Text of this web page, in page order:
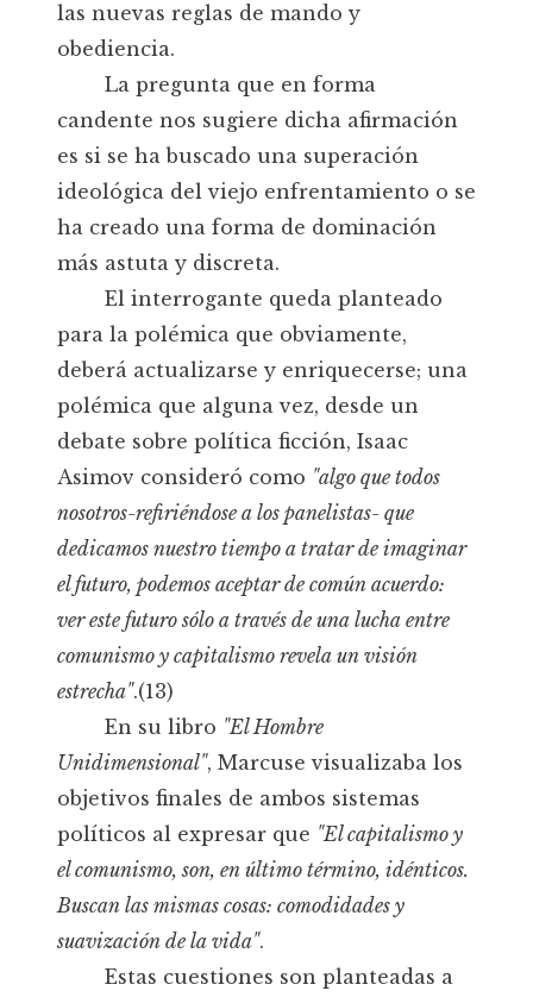
las nuevas reglas de mando y
obediencia.
La pregunta que en forma
candente nos sugiere dicha afirmación
es si se ha buscado una superación
ideológica del viejo enfrentamiento o se
ha creado una forma de dominación
más astuta y discreta.
El interrogante queda planteado
para la polémica que obviamente,
deberá actualizarse y enriquecerse; una
polémica que alguna vez, desde un
debate sobre política ficción, Isaac
Asimov consideró como "algo que todos
nosotros-refiriéndose a los panelistas- que
dedicamos nuestro tiempo a tratar de imaginar
el futuro, podemos aceptar de común acuerdo:
ver este futuro sólo a través de una lucha entre
comunismo y capitalismo revela un visión
estrecha".(13)
En su libro "El Hombre
Unidimensional", Marcuse visualizaba los
objetivos finales de ambos sistemas
políticos al expresar que "El capitalismo y
el comunismo, son, en último término, idénticos.
Buscan las mismas cosas: comodidades y
suavización de la vida".
Estas cuestiones son planteadas a